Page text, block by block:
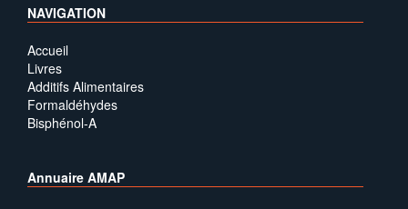
NAVIGATION
Accueil
Livres
Additifs Alimentaires
Formaldéhydes
Bisphénol-A
Annuaire AMAP